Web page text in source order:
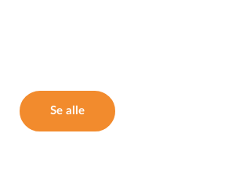
Se alle